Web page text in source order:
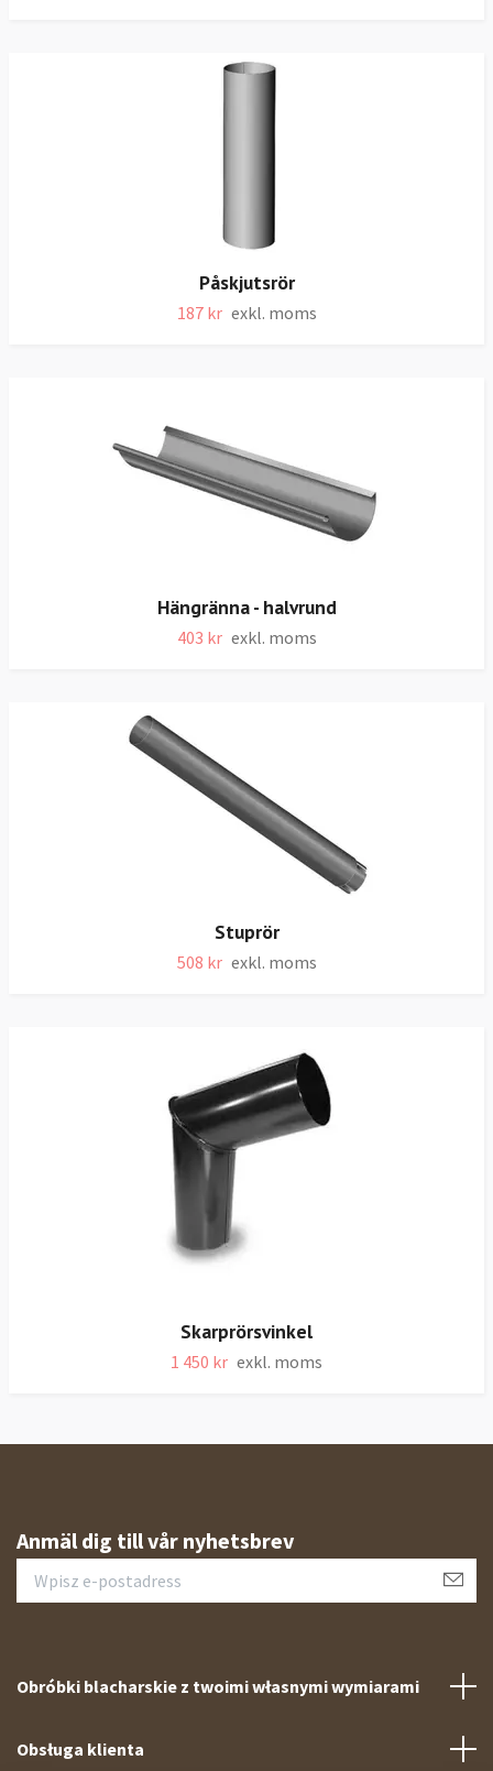
Påskjutsrör
187 kr exkl. moms
Hängränna - halvrund
403 kr exkl. moms
Stuprör
508 kr exkl. moms
Skarprörsvinkel
1 450 kr exkl. moms
Anmäl dig till vår nyhetsbrev
Obróbki blacharskie z twoimi własnymi wymiarami
Obsługa klienta